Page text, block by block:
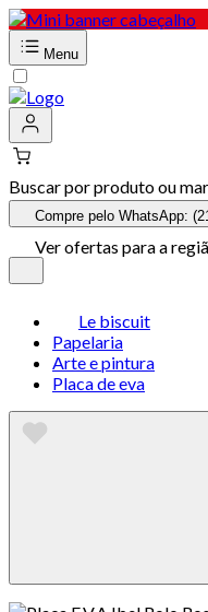
Menu
Buscar por produto ou
Compre pelo WhatsApp:
Ver ofertas para a
Le biscuit
Papelaria
Arte e pintura
Placa de eva